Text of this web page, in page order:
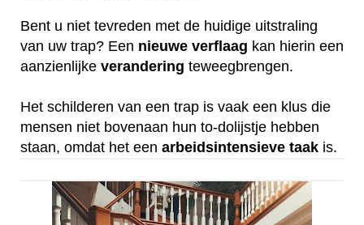
Bent u niet tevreden met de huidige uitstraling
van uw trap? Een nieuwe verflaag kan hierin een
aanzienlijke verandering teweegbrengen.
Het schilderen van een trap is vaak een klus die
mensen niet bovenaan hun to-dolijstje hebben
staan, omdat het een arbeidsintensieve taak is.